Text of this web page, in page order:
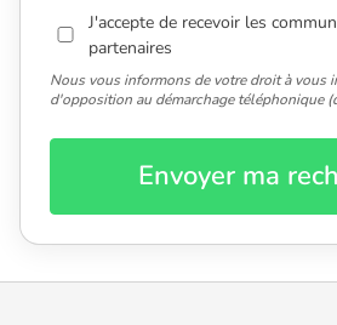
J'accepte de recevoir les
partenaires
Nous vous informons de votre droit à vous
d'opposition au démarchage téléphonique
Envoyer ma